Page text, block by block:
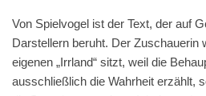
Von Spielvogel ist der Text, der auf
Darstellern beruht. Der Zuschauerin
eigenen „Irrland“ sitzt, weil die
ausschließlich die Wahrheit erzählt,